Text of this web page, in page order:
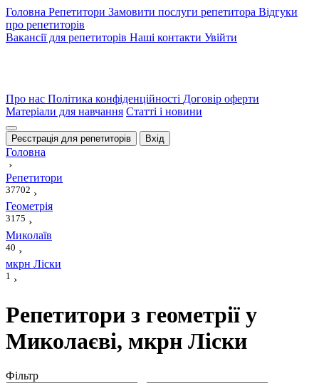
Головна Репетитори Замовити послуги репетитора Відгуки
про репетиторів
Вакансії для репетиторів Наші контакти Увійти
Про нас Політика конфіденційності Договір оферти
Матеріали для навчання Статті і новини
Реєстрація для репетиторів Вхід
Головна
›
Репетитори
37702 ›
Геометрія
3175 ›
Миколаїв
40 ›
мкрн Ліски
1 ›
Репетитори з геометрії у
Миколаєві, мкрн Ліски
Фiльтр